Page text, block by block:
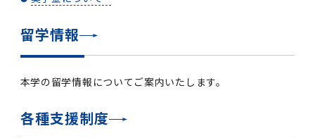
留学情報
本学の留学情報についてご案内いたします。
各種支援制度